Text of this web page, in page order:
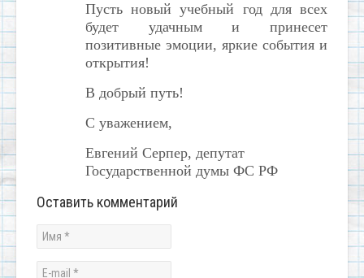
Пусть новый учебный год для всех
будет удачным и принесет
позитивные эмоции, яркие события и
открытия!
В добрый путь!
С уважением,
Евгений Серпер, депутат
Государственной думы ФС РФ
Оставить комментарий